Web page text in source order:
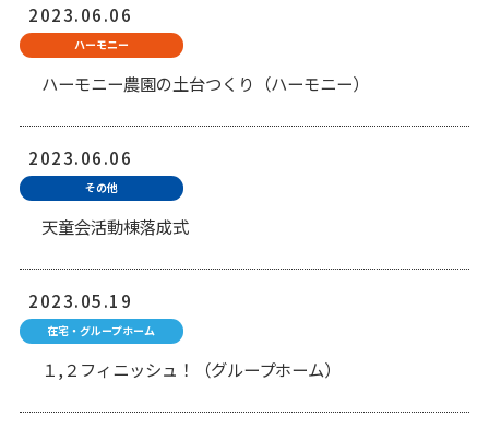
2023.06.06
ハーモニー
ハーモニー農園の土台つくり（ハーモニー）
2023.06.06
その他
天童会活動棟落成式
2023.05.19
在宅・グループホーム
１,２フィニッシュ！（グループホーム）